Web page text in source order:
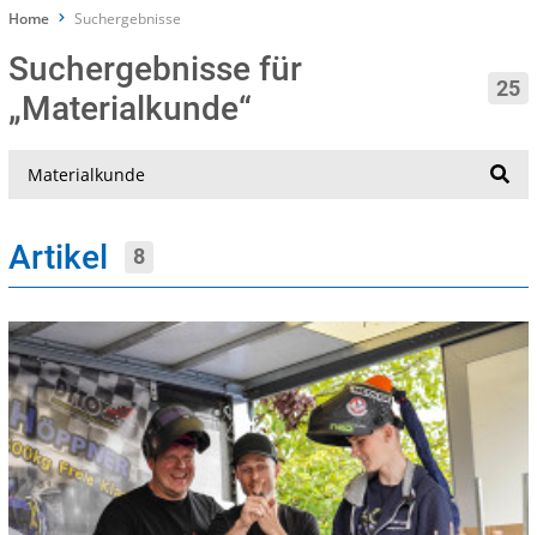
Home Suchergebnisse
Suchergebnisse für
„Materialkunde“
25
Artikel 8